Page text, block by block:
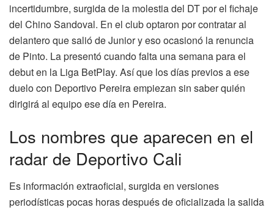
incertidumbre, surgida de la molestia del DT por el fichaje
del Chino Sandoval. En el club optaron por contratar al
delantero que salió de Junior y eso ocasionó la renuncia
de Pinto. La presentó cuando falta una semana para el
debut en la Liga BetPlay. Así que los días previos a ese
duelo con Deportivo Pereira empiezan sin saber quién
dirigirá al equipo ese día en Pereira.
Los nombres que aparecen en el
radar de Deportivo Cali
Es información extraoficial, surgida en versiones
periodísticas pocas horas después de oficializada la salida